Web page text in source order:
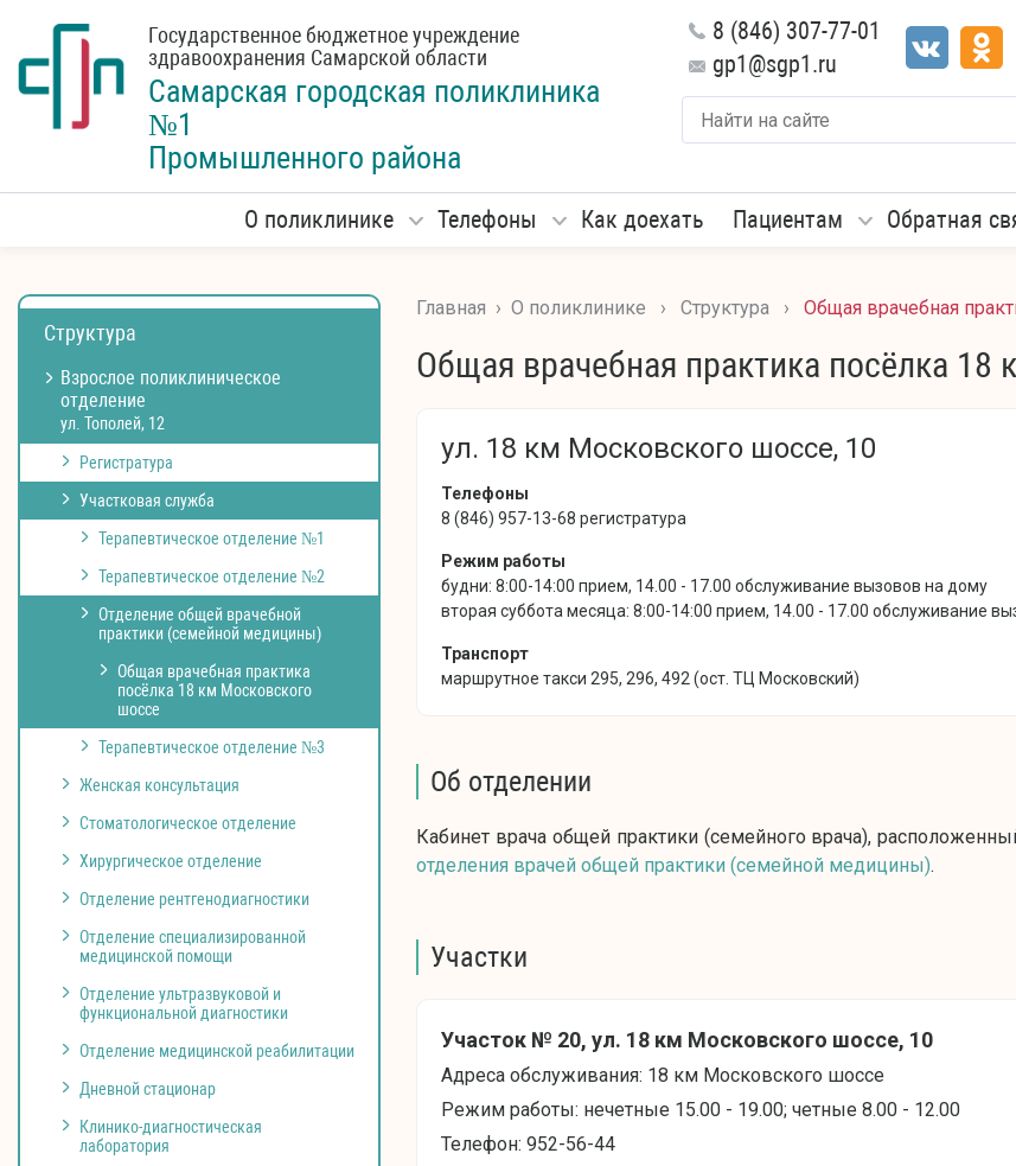
Государственное бюджетное учреждение
здравоохранения Самарской области
Самарская городская поликлиника
№1
Промышленного района
8 (846) 307-77-01
gp1@sgp1.ru
О поликлинике Телефоны Как доехать Пациентам Обратная
Структура
Взрослое поликлиническое
отделение
ул. Тополей, 12
Регистратура
Участковая служба
Терапевтическое отделение №1
Терапевтическое отделение №2
Отделение общей врачебной
практики (семейной медицины)
Общая врачебная практика
посёлка 18 км Московского
шоссе
Терапевтическое отделение №3
Женская консультация
Стоматологическое отделение
Хирургическое отделение
Отделение рентгенодиагностики
Отделение специализированной
медицинской помощи
Отделение ультразвуковой и
функциональной диагностики
Отделение медицинской реабилитации
Дневной стационар
Клинико-диагностическая
лаборатория
Главная › О поликлинике › Структура › Общая врачебная
Общая врачебная практика посёлка 18
ул. 18 км Московского шоссе, 10
Телефоны
8 (846) 957-13-68 регистратура
Режим работы
будни: 8:00-14:00 прием, 14.00 - 17.00 обслуживание вызовов на дому
вторая суббота месяца: 8:00-14:00 прием, 14.00 - 17.00 обслуживание
Транспорт
маршрутное такси 295, 296, 492 (ост. ТЦ Московский)
Об отделении
Кабинет врача общей практики (семейного врача),
отделения врачей общей практики (семейной медицины).
Участки
Участок № 20, ул. 18 км Московского шоссе, 10
Адреса обслуживания: 18 км Московского шоссе
Режим работы: нечетные 15.00 - 19.00; четные 8.00 - 12.00
Телефон: 952-56-44